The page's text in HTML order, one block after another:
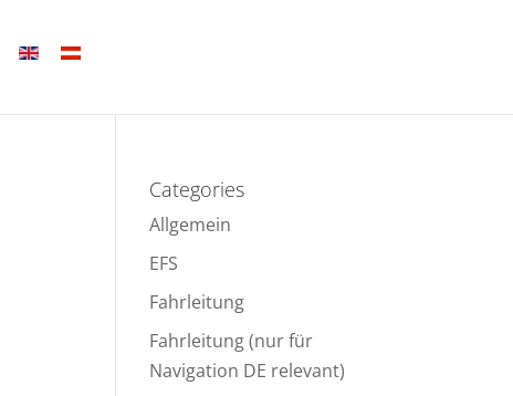
Categories
Allgemein
EFS
Fahrleitung
Fahrleitung (nur für
Navigation DE relevant)